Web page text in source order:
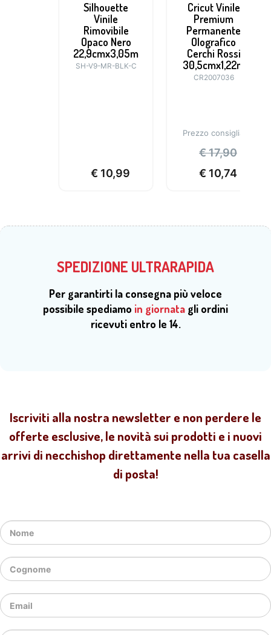
Silhouette
Vinile
Rimovibile
Opaco Nero
22,9cmx3,05m
SH-V9-MR-BLK-C
€ 10,99
Cricut Vinile
Premium
Permanente
Olografico
Cerchi Rossi
30,5cmx1,22m
CR2007036
Prezzo consigliato:
€17,90
€ 10,74
SPEDIZIONE ULTRARAPIDA
Per garantirti la consegna più veloce
possibile spediamo in giornata gli ordini
ricevuti entro le 14.
Iscriviti alla nostra newsletter e non perdere le
offerte esclusive, le novità sui prodotti e i nuovi
arrivi di necchishop direttamente nella tua casella
di posta!